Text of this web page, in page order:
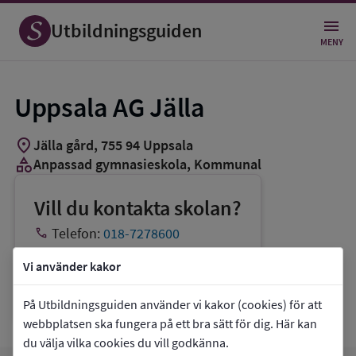
Vi använder kakor
På Utbildningsguiden använder vi kakor (cookies) för att
webbplatsen ska fungera på ett bra sätt för dig. Här kan
du välja vilka cookies du vill godkänna.
Utbildningsguiden MENY
Uppsala AG Jälla
location_on Jälla gård, 75594 Uppsala
categoryAnpassad gymnasieskola, Kommunal
Vill du kontakta skolan?
phone Telefon: 018-7278600
mail E-post:uppsalags@uppsala.se
linkWebbplats:Uppsala AG Jälla